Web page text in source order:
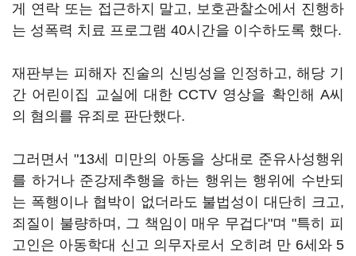
게 연락 또는 접근하지 말고, 보호관찰소에서 진행하
는 성폭력 치료 프로그램 40시간을 이수하도록 했다.
재판부는 피해자 진술의 신빙성을 인정하고, 해당 기
간 어린이집 교실에 대한 CCTV 영상을 확인해 A씨
의 혐의를 유죄로 판단했다.
그러면서 "13세 미만의 아동을 상대로 준유사성행위
를 하거나 준강제추행을 하는 행위는 행위에 수반되
는 폭행이나 협박이 없더라도 불법성이 대단히 크고,
죄질이 불량하며, 그 책임이 매우 무겁다"며 "특히 피
고인은 아동학대 신고 의무자로서 오히려 만 6세와 5